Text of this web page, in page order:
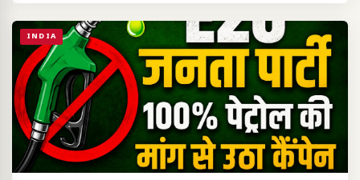
INDIA